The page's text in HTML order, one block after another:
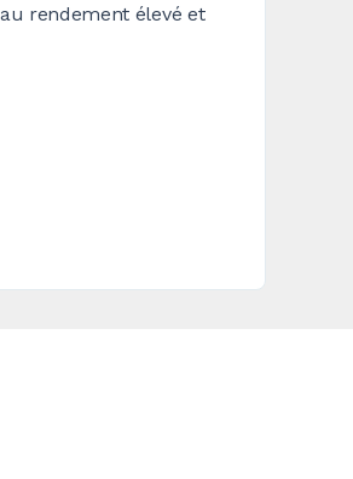
rendement élevé et